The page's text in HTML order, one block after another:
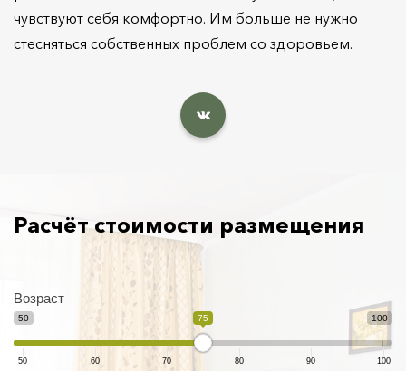
чувствуют себя комфортно. Им больше не нужно
стесняться собственных проблем со здоровьем.
Расчёт стоимости размещения